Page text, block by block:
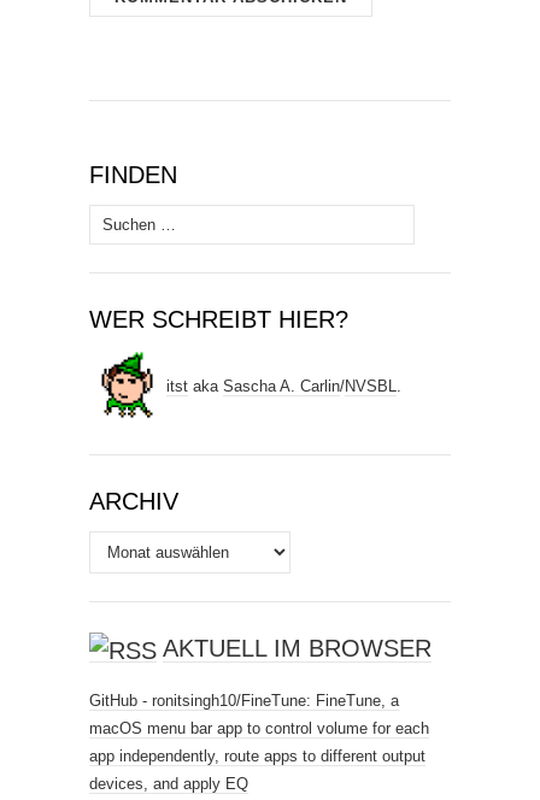
FINDEN
Suchen
nach:
WER SCHREIBT HIER?
itst aka Sascha A. Carlin/NVSBL.
ARCHIV
Archiv
AKTUELL IM BROWSER
GitHub - ronitsingh10/FineTune: FineTune, a
macOS menu bar app to control volume for each
app independently, route apps to different output
devices, and apply EQ